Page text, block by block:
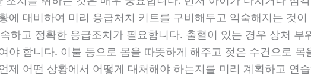
에 대비하여 미리 응급처치 키트를 구비해두고 익숙해지는 것
하고 정확한 응급조치가 필요합니다. 출혈이 있는 경우 상처 부
야 합니다. 이불 등으로 몸을 따뜻하게 해주고 젖은 수건으로 목
제 어떤 상황에서 어떻게 대처해야 하는지를 미리 계획하고 연